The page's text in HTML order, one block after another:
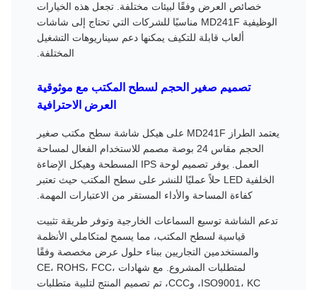
خصائص العرض وفقًا لبيئات مختلفة. تجعل هذه الخيارات
الوظيفية MD241F مناسبًا للشركات التي تحتاج إلى شاشات
ألعاب قابلة للتكيف يمكنها دعم سيناريوهات التشغيل
المختلفة.
تصميم صغير الحجم لسطح المكتب مع موثوقية
العرض الاحترافية
يعتمد الطراز MD241F على هيكل شاشة سطح مكتب صغير
الحجم مقاس 24 بوصة مصمم للاستخدام الفعال لمساحة
العمل. يوفر تصميم لوحة IPS المسطحة وهيكل الإضاءة
الخلفية LED حلاً عمليًا للنشر على سطح المكتب حيث تعتبر
كفاءة المساحة والأداء المستقر من الاعتبارات المهمة.
تدعم الشاشة توسيع السماعات الخارجية وتوفر طريقة تثبيت
قياسية لسطح المكتب، مما يسمح لمتكاملي الأنظمة
والمستخدمين التجاريين ببناء حلول عرض مخصصة وفقًا
لمتطلبات المشروع. مع شهادات CE، ROHS، FCC،
ISO9001، KC، وCCC، تم تصميم المنتج لتلبية متطلبات